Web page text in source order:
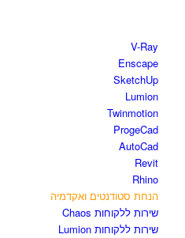
V-Ray
Enscape
SketchUp
Lumion
Twinmotion
ProgeCad
AutoCad
Revit
Rhino
הנחת סטודנטים ואקדמיה
שירות ללקוחות Chaos
שירות ללקוחות Lumion